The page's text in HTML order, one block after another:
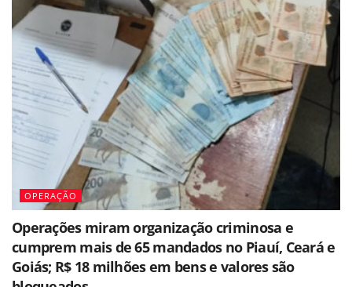
OPERAÇÃO
Operações miram organização criminosa e
cumprem mais de 65 mandados no Piauí, Ceará e
Goiás; R$ 18 milhões em bens e valores são